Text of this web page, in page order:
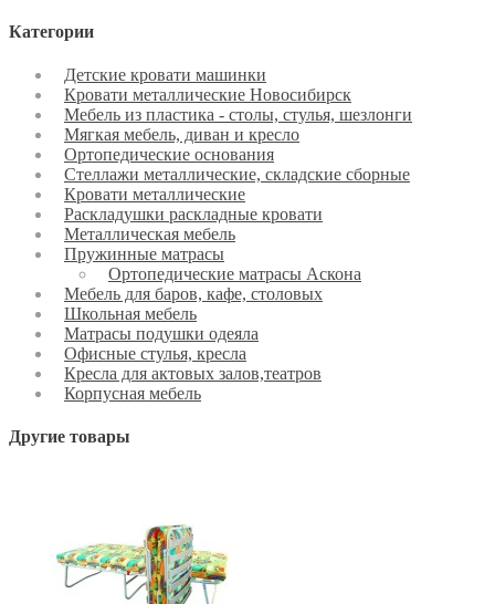
Категории
Детские кровати машинки
Кровати металлические Новосибирск
Мебель из пластика - столы, стулья, шезлонги
Мягкая мебель, диван и кресло
Ортопедические основания
Стеллажи металлические, складские сборные
Кровати металлические
Раскладушки раскладные кровати
Металлическая мебель
Пружинные матрасы
Ортопедические матрасы Аскона
Мебель для баров, кафе, столовых
Школьная мебель
Матрасы подушки одеяла
Офисные стулья, кресла
Кресла для актовых залов,театров
Корпусная мебель
Другие товары